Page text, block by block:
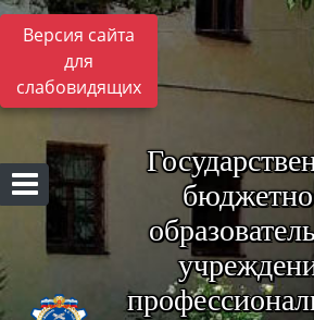
Версия сайта
для
слабовидящих